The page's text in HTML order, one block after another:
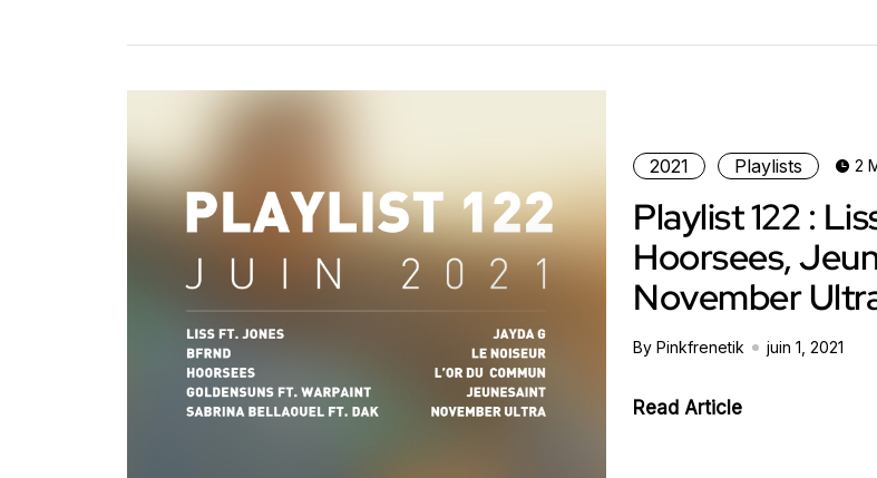
2021 Playlists 2
Playlist 122 :
Hoorsees,
November
By Pinkfrenetik juin 1, 2021
Read Article